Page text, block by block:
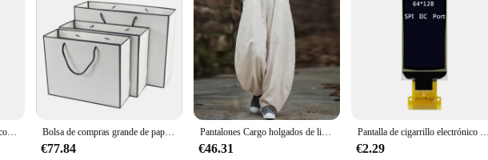
LCD is not just about performance; it's also about efficiency. Its sleek design allows for easy
is enhanced. This SSD is an excellent choice for those who value both performance and
out as a reliable and efficient storage solution for a variety of applications.
Chándal de punto para mujer, conjunto de dos piezas formado por suéter y pantalón de cintura elástica, otoño e invierno, novedad de 2024 Bolsa de compras grande de papel blanco con logotipo personalizado, bolsa de compras con borde negro y Asa de cinta para ropa, caja de embalaje de regalo, 10/100 piezas
€77.84
Pantalones Cargo holgados de lino y algodón para mujer, ropa elegante de cintura elástica, Estilo Vintage, holgada e informal, de pierna ancha y larga, de gran tamaño
€46.31
Pantalla de cigarrillo electrónico de 1,3 pulgadas, serie SPI, 13P, blanca, OLED, WISMEC, RX Gen 3, pantalla Dual, Mod, pantalla Vertical, controlador SH1107, 64x128, Puerto IIC
€2.29